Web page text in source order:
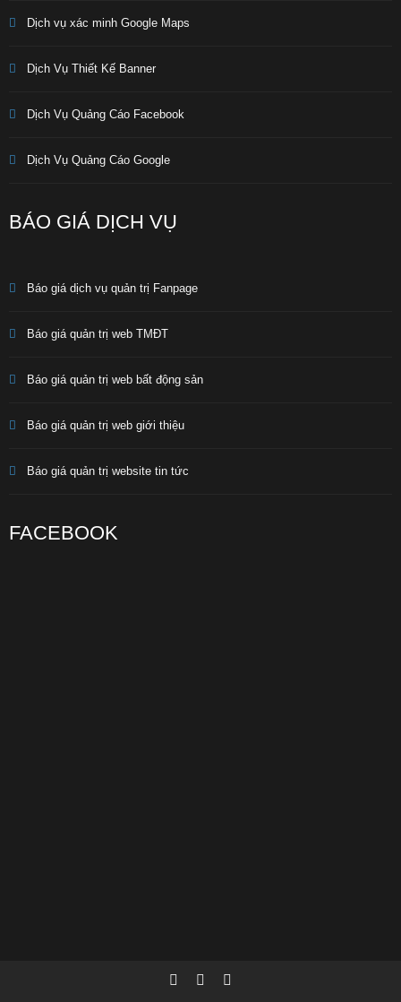
Dịch vụ xác minh Google Maps
Dịch Vụ Thiết Kế Banner
Dịch Vụ Quảng Cáo Facebook
Dịch Vụ Quảng Cáo Google
BÁO GIÁ DỊCH VỤ
Báo giá dịch vụ quản trị Fanpage
Báo giá quản trị web TMĐT
Báo giá quản trị web bất động sản
Báo giá quản trị web giới thiệu
Báo giá quản trị website tin tức
FACEBOOK